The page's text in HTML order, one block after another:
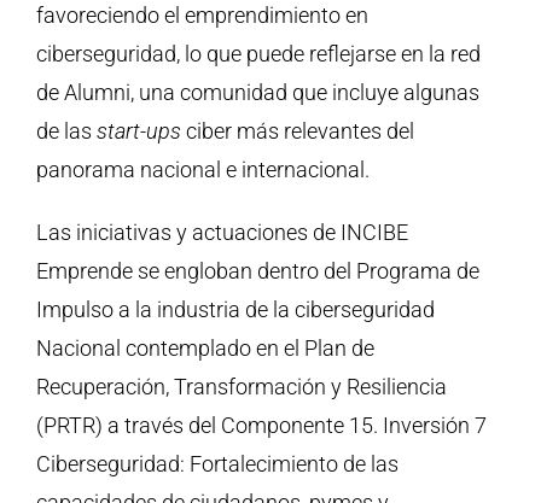
favoreciendo el emprendimiento en
ciberseguridad, lo que puede reflejarse en la red
de Alumni, una comunidad que incluye algunas
de las start-ups ciber más relevantes del
panorama nacional e internacional.
Las iniciativas y actuaciones de INCIBE
Emprende se engloban dentro del Programa de
Impulso a la industria de la ciberseguridad
Nacional contemplado en el Plan de
Recuperación, Transformación y Resiliencia
(PRTR) a través del Componente 15. Inversión 7
Ciberseguridad: Fortalecimiento de las